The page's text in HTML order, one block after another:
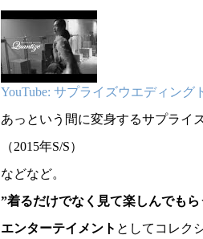
YouTube: サプライズウエディング
あっという間に変身するサプライ
（2015年S/S）
などなど。
”着るだけでなく見て楽しんでもら
エンターテイメント としてコレク